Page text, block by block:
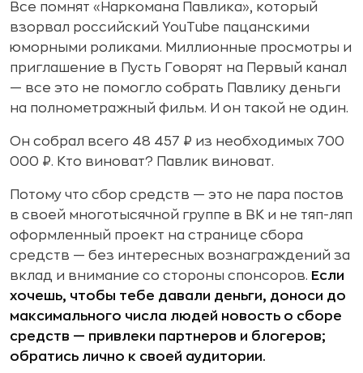
Все помнят «Наркомана Павлика», который
взорвал российский YouTube пацанскими
юморными роликами. Миллионные просмотры и
приглашение в Пусть Говорят на Первый канал
— все это не помогло собрать Павлику деньги
на полнометражный фильм. И он такой не один.
Он собрал всего 48 457 ₽ из необходимых 700
000 ₽. Кто виноват? Павлик виноват.
Потому что сбор средств — это не пара постов
в своей многотысячной группе в ВК и не тяп-ляп
оформленный проект на странице сбора
средств — без интересных вознаграждений за
вклад и внимание со стороны спонсоров. Если
хочешь, чтобы тебе давали деньги, доноси до
максимального числа людей новость о сборе
средств — привлеки партнеров и блогеров;
обратись лично к своей аудитории.